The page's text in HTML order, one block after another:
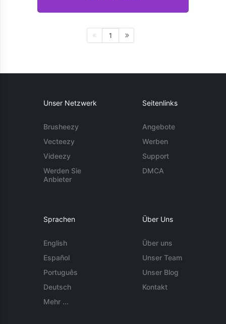
1
Unser Netzwerk
Brusheezy
Vecteezy
Videezy
Werden Sie
Anbieter
Seitenlinks
Angebote
Werben
Support
DMCA
Sprachen
English
Español
Português
Deutsch
Mehr ...
Über Uns
Über uns
Unser Team
Unser Blog
Kontakt